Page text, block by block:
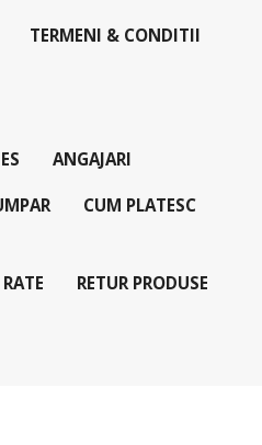
TERMENI & CONDITII
ANGAJARI
CUM PLATESC
RETUR PRODUSE